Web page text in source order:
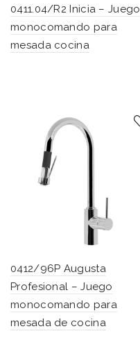
0411.04/R2 Inicia – Juego
monocomando para
mesada cocina
0412/96P Augusta
Profesional – Juego
monocomando para
mesada de cocina